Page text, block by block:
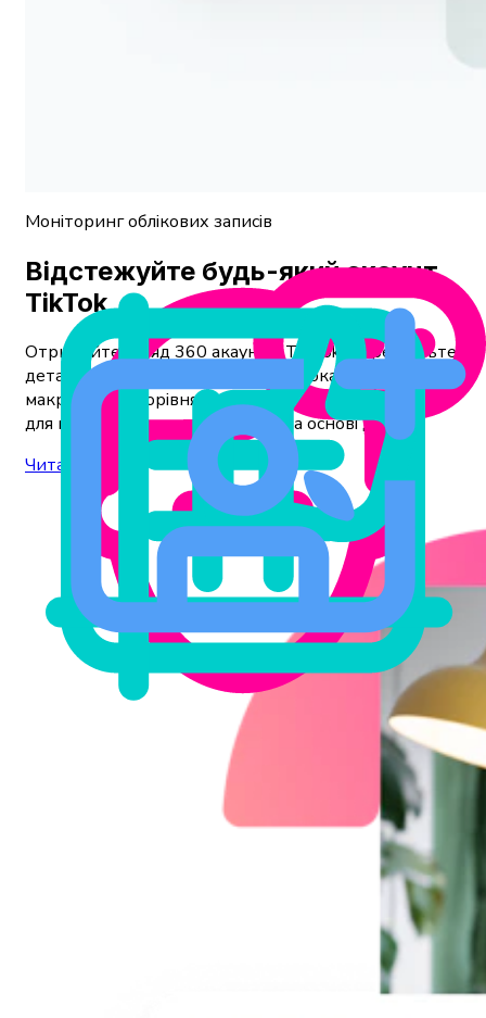
Моніторинг облікових записів
Відстежуйте будь-який акаунт
TikTok
Отримайте огляд 360 акаунтів TikTok! Перегляньте
детальну статистику соціальних показників на
макро- та мікрорівнях та отримайте інформацію
для прийняття кращих рішень на основі даних.
Читати далі